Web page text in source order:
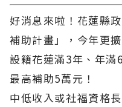
好消息來啦！花蓮縣
補助計畫」，今年更
設籍花蓮滿3年、年滿
最高補助5萬元！
中低收入或社福資格